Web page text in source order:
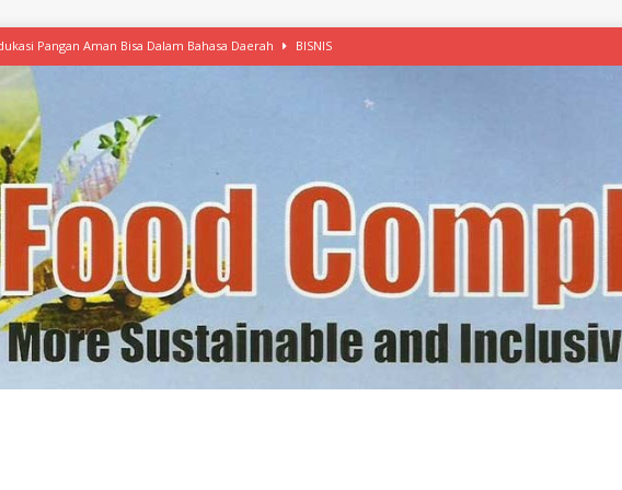
Pangan Aman Bisa Dalam Bahasa Daerah BISNIS
Mulai Ekspansi, IKEA dan MSC Dukung Seafood Berkelanjutan
Free Versi Healthy Choice, Tepung Talas Kimpul Pilihan Menu Sehat
Latih Olah Singkong, KKN Universitas Lampung Kenalkan Sosmocaf
Makanan dengan McCormick, Ciptakan Raksasa Rp1.100 Triliun